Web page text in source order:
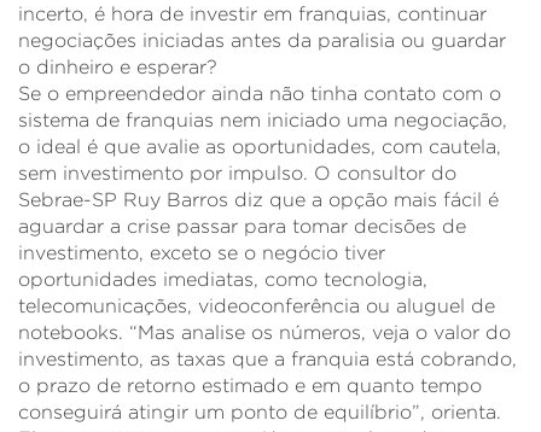
incerto, é hora de investir em franquias, continuar
negociações iniciadas antes da paralisia ou guardar
o dinheiro e esperar?
Se o empreendedor ainda não tinha contato com o
sistema de franquias nem iniciado uma negociação,
o ideal é que avalie as oportunidades, com cautela,
sem investimento por impulso. O consultor do
Sebrae-SP Ruy Barros diz que a opção mais fácil é
aguardar a crise passar para tomar decisões de
investimento, exceto se o negócio tiver
oportunidades imediatas, como tecnologia,
telecomunicações, videoconferência ou aluguel de
notebooks. “Mas analise os números, veja o valor do
investimento, as taxas que a franquia está cobrando,
o prazo de retorno estimado e em quanto tempo
conseguirá atingir um ponto de equilíbrio”, orienta.